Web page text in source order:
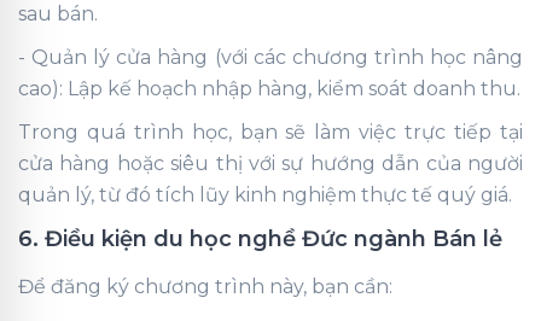
sau bán.
- Quản lý cửa hàng (với các chương trình học nâng
cao): Lập kế hoạch nhập hàng, kiểm soát doanh thu.
Trong quá trình học, bạn sẽ làm việc trực tiếp tại
cửa hàng hoặc siêu thị với sự hướng dẫn của người
quản lý, từ đó tích lũy kinh nghiệm thực tế quý giá.
6. Điều kiện du học nghề Đức ngành Bán lẻ
Để đăng ký chương trình này, bạn cần: